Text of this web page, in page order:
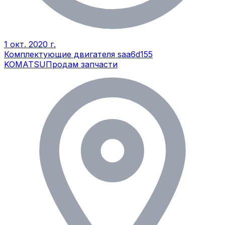
1 окт. 2020 г.
Комплектующие двигателя saa6d155
KOMATSUПродам запчасти